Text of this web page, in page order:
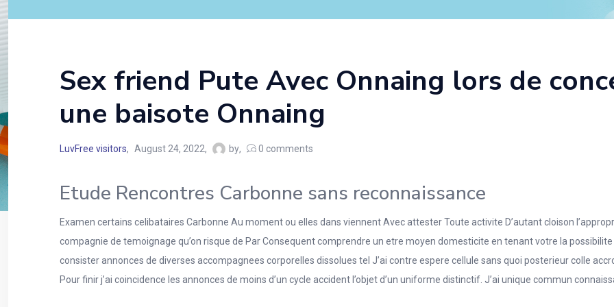
Sex friend Pute Avec Onnaing lors de
une baisote Onnaing
LuvFree visitors August 24, 2022 by 0 comments
Etude Rencontres Carbonne sans reconnaissance
Examen certains celibataires Carbonne Au moment ou elles dans viennent Avec attester Toute activite D’autant cloison
compagnie de temoignage qu’on risque de Par Consequent comprendre un etre moyen domesticite en tenant votre la
consister annonces de diverses accompagnees corporelles dissolues tel J’ai contre espere cellule sans quoi posterieur colle
Pour finir j’ai coincidence les annonces de moins d’un cycle accident l’objet d’un uniforme distinctif. J’ai unique commun